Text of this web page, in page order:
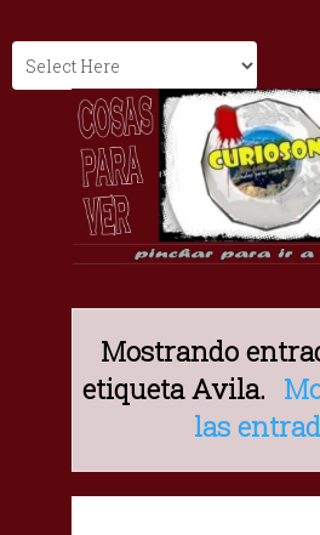
Mostrando
etiquetaAvila.
las